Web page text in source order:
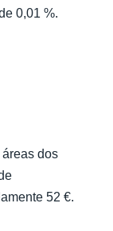
0,01 %.
dos
52 €.